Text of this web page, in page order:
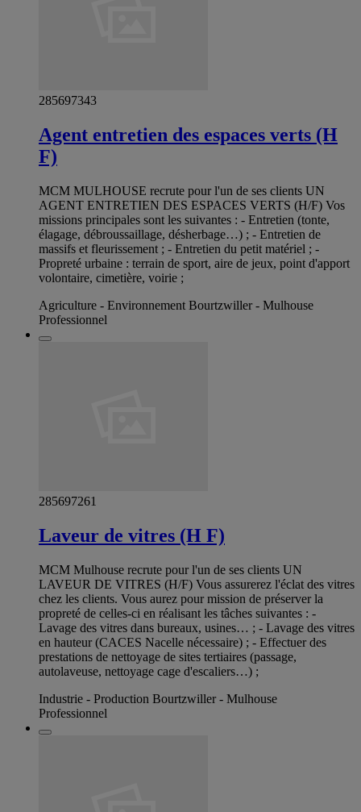
285697343
Agent entretien des espaces verts (H
F)
MCM MULHOUSE recrute pour l'un de ses clients UN
AGENT ENTRETIEN DES ESPACES VERTS (H/F) Vos
missions principales sont les suivantes : - Entretien (tonte,
élagage, débroussaillage, désherbage…) ; - Entretien de
massifs et fleurissement ; - Entretien du petit matériel ; -
Propreté urbaine : terrain de sport, aire de jeux, point d'apport
volontaire, cimetière, voirie ;
Agriculture - Environnement Bourtzwiller - Mulhouse
Professionnel
285697261
Laveur de vitres (H F)
MCM Mulhouse recrute pour l'un de ses clients UN
LAVEUR DE VITRES (H/F) Vous assurerez l'éclat des vitres
chez les clients. Vous aurez pour mission de préserver la
propreté de celles-ci en réalisant les tâches suivantes : -
Lavage des vitres dans bureaux, usines… ; - Lavage des vitres
en hauteur (CACES Nacelle nécessaire) ; - Effectuer des
prestations de nettoyage de sites tertiaires (passage,
autolaveuse, nettoyage cage d'escaliers…) ;
Industrie - Production Bourtzwiller - Mulhouse
Professionnel